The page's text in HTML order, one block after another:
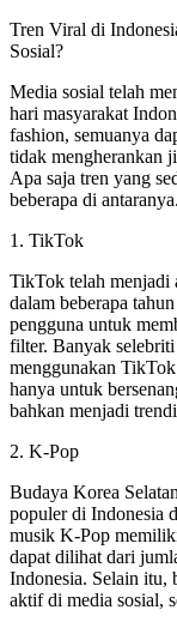
Tren Viral di
Sosial?
Media sosial telah
hari masyarakat
fashion, semuanya
tidak mengherankan
Apa saja tren yang
beberapa di antaranya.
1. TikTok
TikTok telah menjadi
dalam beberapa
pengguna untuk
filter. Banyak
menggunakan
hanya untuk
bahkan menjadi
2. K-Pop
Budaya Korea
populer di Indonesia
musik K-Pop
dapat dilihat dari
Indonesia. Selain itu,
aktif di media sosial,